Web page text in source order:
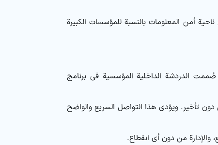
أمن المعلومات بالنسبة للمؤسسات الكبيرة
صُممت الدردشة الداخلية المؤسسية في برنامج
دون تأخير. ويؤدي هذا التواصل السريع والواضح
والإدارة من دون أي انقطاع.